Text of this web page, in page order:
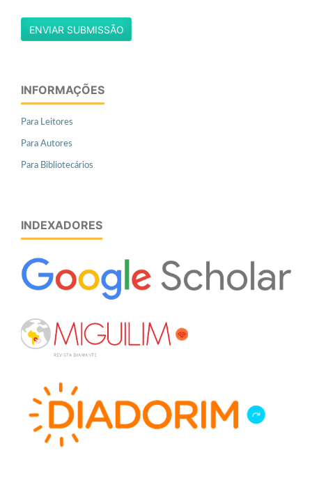
ENVIAR SUBMISSÃO
INFORMAÇÕES
Para Leitores
Para Autores
Para Bibliotecários
INDEXADORES